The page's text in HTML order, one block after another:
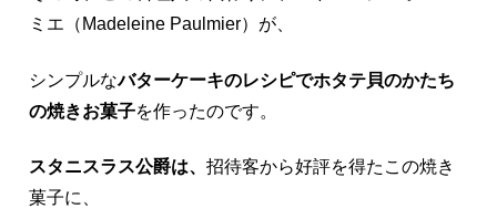
ミエ（Madeleine Paulmier）が、
シンプルなバターケーキのレシピでホタテ貝のかたち
の焼きお菓子を作ったのです。
スタニスラス公爵は、 招待客から好評を得たこの焼き
菓子に、